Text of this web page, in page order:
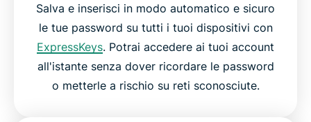
Salva e inserisci in modo automatico e sicuro
le tue password su tutti i tuoi dispositivi con
ExpressKeys. Potrai accedere ai tuoi account
all'istante senza dover ricordare le password
o metterle a rischio su reti sconosciute.